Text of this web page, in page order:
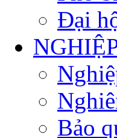
Đại
Bảo